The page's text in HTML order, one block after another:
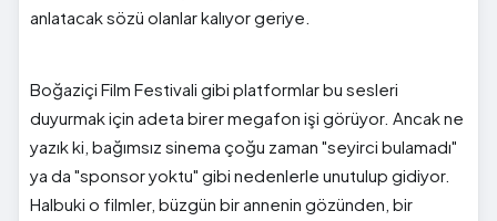
anlatacak sözü olanlar kalıyor geriye.
Boğaziçi Film Festivali gibi platformlar bu sesleri
duyurmak için adeta birer megafon işi görüyor. Ancak ne
yazık ki, bağımsız sinema çoğu zaman "seyirci bulamadı"
ya da "sponsor yoktu" gibi nedenlerle unutulup gidiyor.
Halbuki o filmler, büzgün bir annenin gözünden, bir